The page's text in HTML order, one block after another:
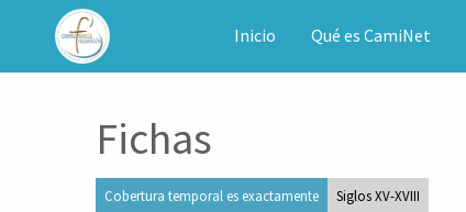
CAMINET Inicio Qué es CamiNet
Fichas
Cobertura temporal es exactamente Siglos XV-XVIII